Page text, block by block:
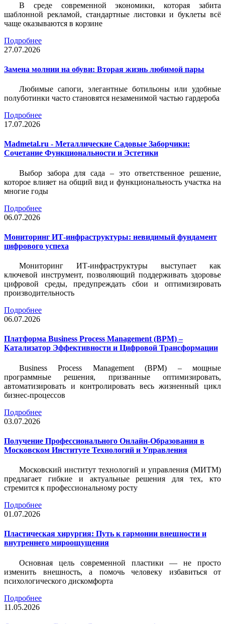
В среде современной экономики, которая забита
шаблонной рекламой, стандартные листовки и буклеты всё
чаще оказываются в корзине
Подробнее
27.07.2026
Замена молнии на обуви: Вторая жизнь любимой пары
Любимые сапоги, элегантные ботильоны или удобные
полуботинки часто становятся незаменимой частью гардероба
Подробнее
17.07.2026
Madmetal.ru - Металлические Садовые Заборчики:
Сочетание Функциональности и Эстетики
Выбор забора для сада – это ответственное решение,
которое влияет на общий вид и функциональность участка на
многие годы
Подробнее
06.07.2026
Мониторинг ИТ-инфраструктуры: невидимый фундамент
цифрового успеха
Мониторинг ИТ-инфраструктуры выступает как
ключевой инструмент, позволяющий поддерживать здоровье
цифровой среды, предупреждать сбои и оптимизировать
производительность
Подробнее
06.07.2026
Платформа Business Process Management (BPM) –
Катализатор Эффективности и Цифровой Трансформации
Business Process Management (BPM) – мощные
программные решения, призванные оптимизировать,
автоматизировать и контролировать весь жизненный цикл
бизнес-процессов
Подробнее
03.07.2026
Получение Профессионального Онлайн-Образования в
Московском Институте Технологий и Управления
Московский институт технологий и управления (МИТМ)
предлагает гибкие и актуальные решения для тех, кто
стремится к профессиональному росту
Подробнее
01.07.2026
Пластическая хирургия: Путь к гармонии внешности и
внутреннего мироощущения
Основная цель современной пластики — не просто
изменить внешность, а помочь человеку избавиться от
психологического дискомфорта
Подробнее
11.05.2026